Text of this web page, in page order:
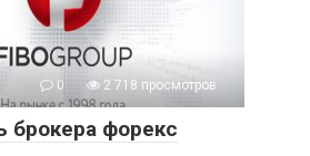
0 2 718 просмотров
брокера форекс